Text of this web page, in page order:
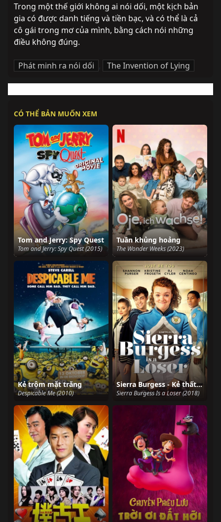
Trong một thế giới không ai nói dối, một kịch bản
gia có được danh tiếng và tiền bạc, và có thể là cả
cô gái trong mơ của mình, bằng cách nói những
điều không đúng.
Phát minh ra nói dối , The Invention of Lying
CÓ THỂ BẢN MUỐN XEM
Tom and Jerry: Spy Quest
Tom and Jerry: Spy Quest (2015)
Tuần khủng hoảng
The Wonder Weeks (2023)
Kẻ trộm mặt trăng
Despicable Me (2010)
Sierra Burgess - Kẻ thất bại
Sierra Burgess Is a Loser (2018)